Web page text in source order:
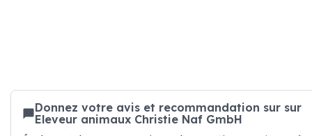
Donnez votre avis et recommandation sur sur
Eleveur animaux Christie Naf GmbH